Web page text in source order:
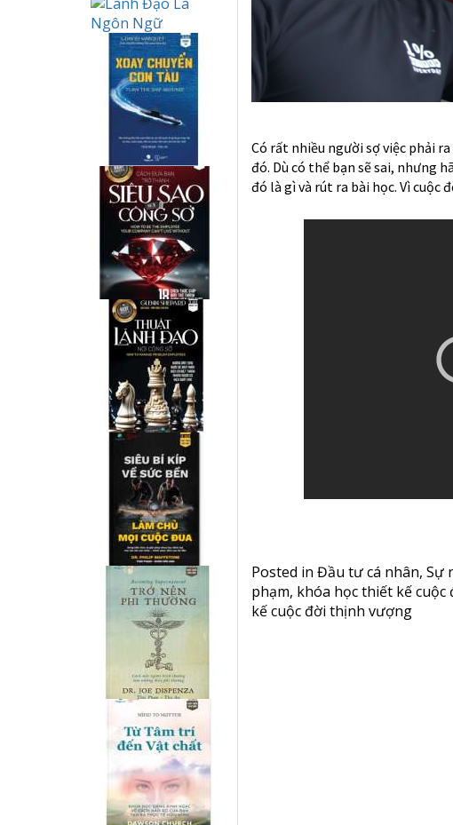
Có rất nhiều người sợ việc phải
đó. Dù có thể bạn sẽ sai, nhưng
đó là gì và rút ra bài học. Vì cuộc
Posted in Đầu tư cá nhân, Sự
phạm, khóa học thiết kế
kế cuộc đời thịnh vượng